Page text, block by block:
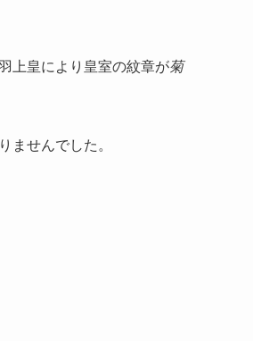
上皇により皇室の紋章が菊
せんでした。